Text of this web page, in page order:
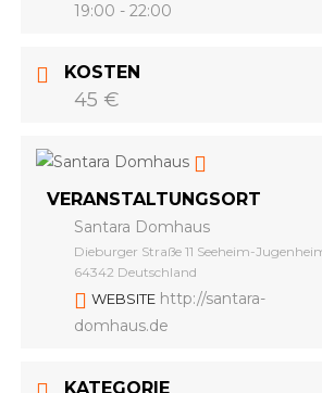
19:00 - 22:00
KOSTEN
45 €
VERANSTALTUNGSORT
Santara Domhaus
Dieburger Straße 11 Seeheim-
64342 Deutschland
WEBSITE http://santara-
domhaus.de
KATEGORIE